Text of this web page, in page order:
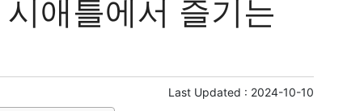
애틀에서 즐기는
Last Updated : 2024-10-10